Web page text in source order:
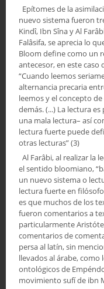
Epítomes de la
nuevo sistema fueron
Kindî, Ibn Sîna y Al
Falâsifa, se aprecia lo
Bloom define como un
antecesor, en este caso
“Cuando leemos
alternancia precaria
leemos y el concepto
demás. (...) La lectura
una mala lectura– así
lectura fuerte puede
otras lecturas” (3)
Al Farâbi, al realizar la
el sentido bloomiano,
un nuevo sistema o
lectura fuerte en
es que muchos de los
fueron comentarios a
particularmente
comentarios de
persa al latín, sin
llevados al árabe,
ontológicos de
movimiento sufí de ibn